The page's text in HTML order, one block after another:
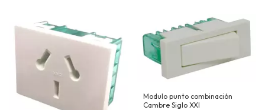
Modulo punto combinación
Cambre Siglo XXI